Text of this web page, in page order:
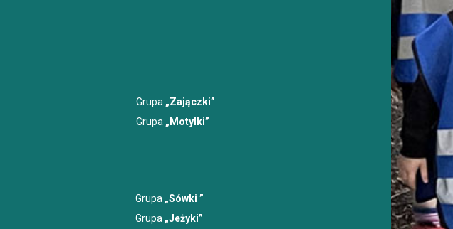
Grupa „Zajączki”
Grupa „Motylki”
Grupa „Sówki ”
Grupa „Jeżyki”